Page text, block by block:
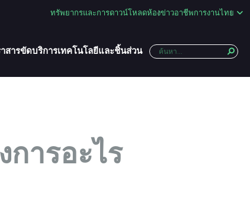
ทรัพยากรและการดาวน์โหลดห้องข่าวอาชีพการงานไทย
สารขัดบริการเทคโนโลยีและชิ้นส่วน
ารอะไร